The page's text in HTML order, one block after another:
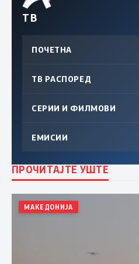
ТВ
ПОЧЕТНА
ТВ РАСПОРЕД
СЕРИИ И ФИЛМОВИ
ЕМИСИИ
ПРОЧИТАЈТЕ УШТЕ
МАКЕДОНИЈА